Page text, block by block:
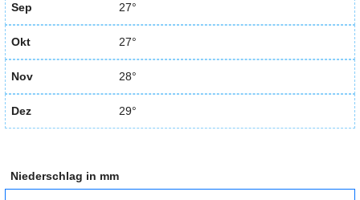
Sep 27°
Okt 27°
Nov 28°
Dez 29°
Niederschlag in mm